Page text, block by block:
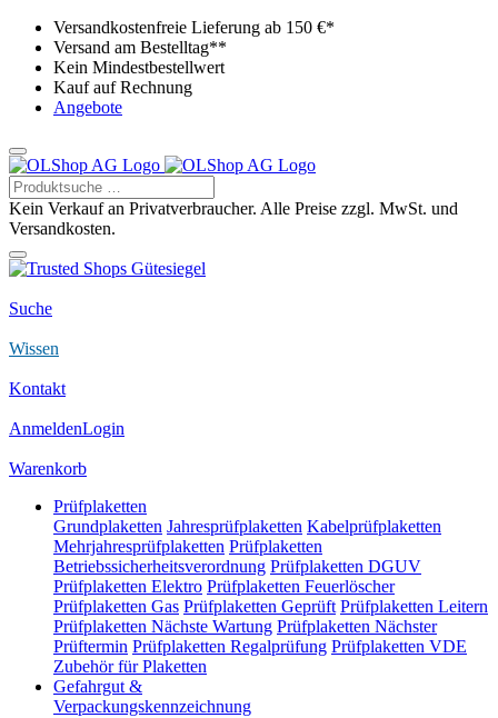
Versandkostenfreie Lieferung ab 150 €*
Versand am Bestelltag**
Kein Mindestbestellwert
Kauf auf Rechnung
Angebote
Kein Verkauf an Privatverbraucher. Alle Preise zzgl. MwSt. und
Versandkosten.
Suche
Wissen
Kontakt
AnmeldenLogin
Warenkorb
Prüfplaketten
Grundplaketten Jahresprüfplaketten Kabelprüfplaketten
Mehrjahresprüfplaketten Prüfplaketten
Betriebssicherheitsverordnung Prüfplaketten DGUV
Prüfplaketten Elektro Prüfplaketten Feuerlöscher
Prüfplaketten Gas Prüfplaketten Geprüft Prüfplaketten Leitern
Prüfplaketten Nächste Wartung Prüfplaketten Nächster
Prüftermin Prüfplaketten Regalprüfung Prüfplaketten VDE
Zubehör für Plaketten
Gefahrgut &
Verpackungskennzeichnung